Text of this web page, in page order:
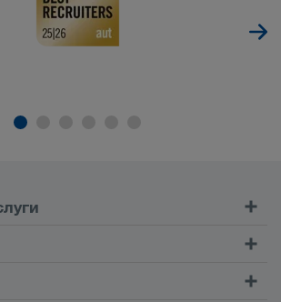
CONNECT